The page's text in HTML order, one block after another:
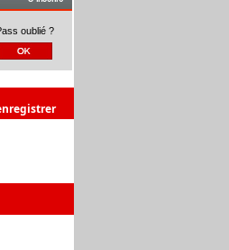
oublié ?